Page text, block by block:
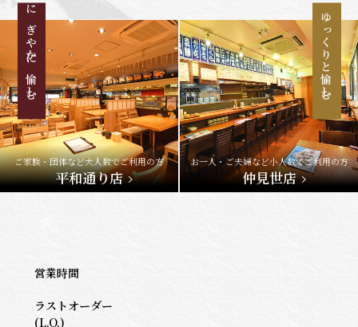
ご家族・団体など大人数でご利用の方
平和通り店
にぎやかに愉しむ
お一人・ご夫婦など小人数でご利用の方
仲見世店
ゆっくりと愉しむ
営業時間
ラストオーダー
(L.O.)